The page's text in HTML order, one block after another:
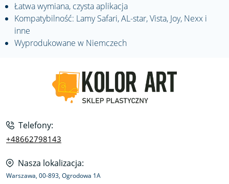
Łatwa wymiana, czysta aplikacja
Kompatybilność: Lamy Safari, AL-star, Vista, Joy, Nexx i
inne
Wyprodukowane w Niemczech
Telefony:
+48662798143
Nasza lokalizacja:
Warszawa, 00-893, Ogrodowa 1A